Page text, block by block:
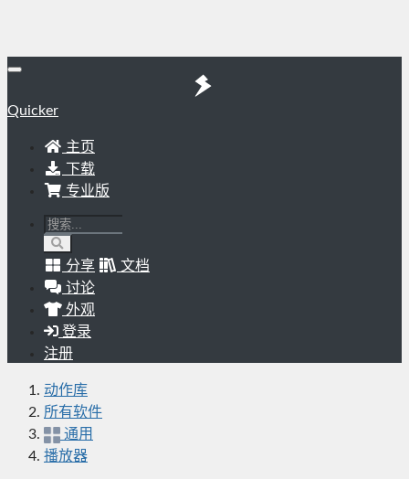
Quicker
主页
下载
专业版
分享
文档
讨论
外观
登录
注册
动作库
所有软件
通用
播放器